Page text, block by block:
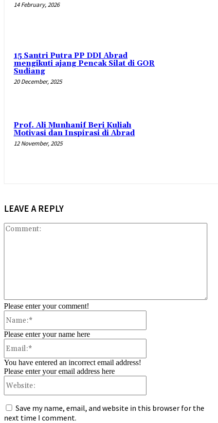
14 February, 2026
15 Santri Putra PP DDI Abrad
mengikuti ajang Pencak Silat di GOR
Sudiang
20 December, 2025
Prof. Ali Munhanif Beri Kuliah
Motivasi dan Inspirasi di Abrad
12 November, 2025
LEAVE A REPLY
Please enter your comment!
Please enter your name here
You have entered an incorrect email address!
Please enter your email address here
Save my name, email, and website in this browser for the
next time I comment.